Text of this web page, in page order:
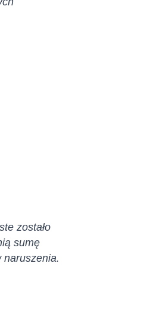
zostało
sumę
naruszenia.